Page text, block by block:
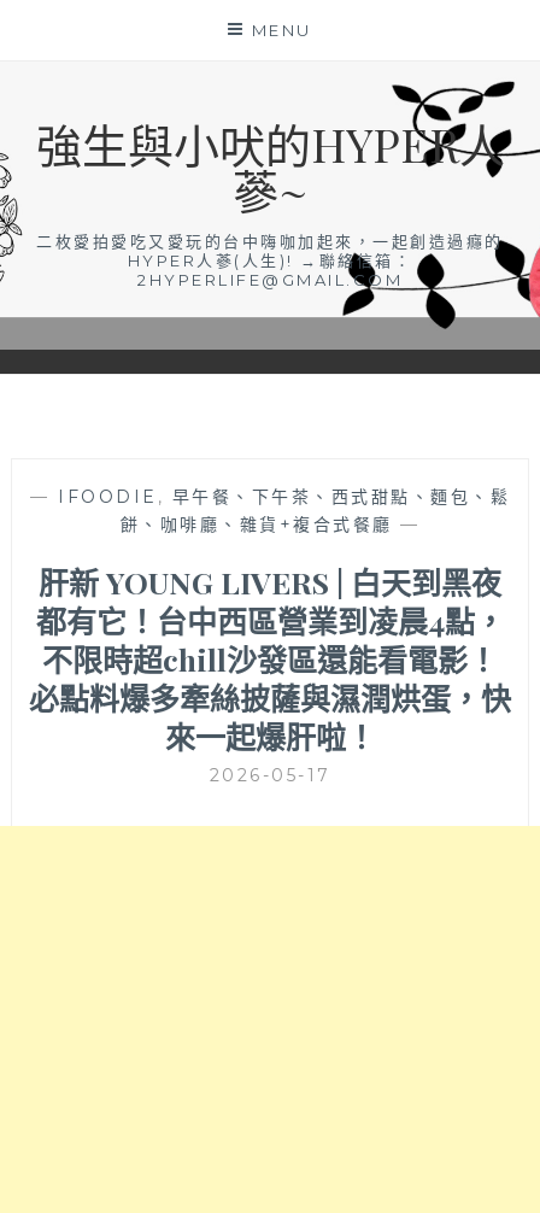
MENU
強生與小吠的HYPER人
蔘~
二枚愛拍愛吃又愛玩的台中嗨咖加起來，一起創造過癮的
HYPER人蔘(人生)! →聯絡信箱：
2HYPERLIFE@GMAIL.COM
— IFOODIE , 早午餐、下午茶、西式甜點、麵包、鬆
餅、咖啡廳、雜貨+複合式餐廳 —
肝新 YOUNG LIVERS | 白天到黑夜
都有它！台中西區營業到凌晨4點，
不限時超chill沙發區還能看電影！
必點料爆多牽絲披薩與濕潤烘蛋，快
來一起爆肝啦！
2026-05-17